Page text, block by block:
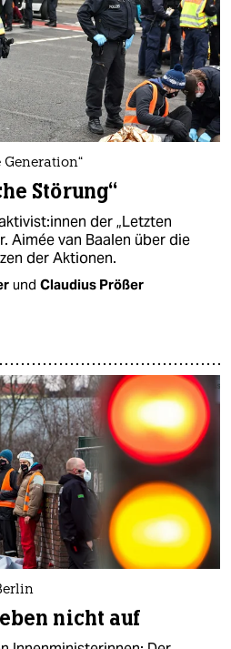
Störung“
der „Letzten
Aimée van Baalen über die
der Aktionen.
und Claudius Prößer
nicht auf